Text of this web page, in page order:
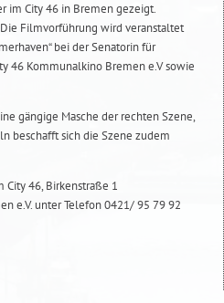
im City 46 in Bremen gezeigt.
Filmvorführung wird veranstaltet
bei der Senatorin für
46 Kommunalkino Bremen e.V sowie
gängige Masche der rechten Szene,
beschafft sich die Szene zudem
46, Birkenstraße 1
e.V. unter Telefon 0421/ 95 79 92